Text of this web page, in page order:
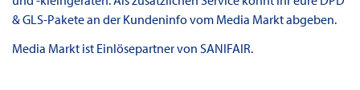
& GLS-Pakete an der Kundeninfo vom Media Markt abgeben.
Media Markt ist Einlösepartner von SANIFAIR.